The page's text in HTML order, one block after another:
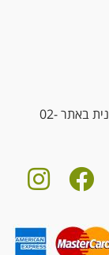
באתר02-